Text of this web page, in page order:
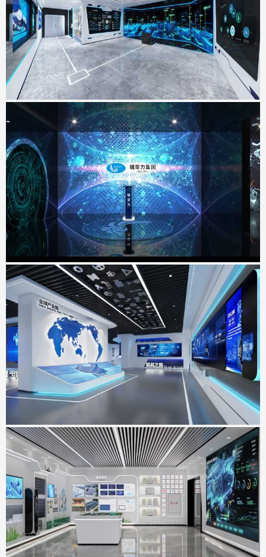
地点：上海市
瑞亚力集团展厅
地点：广东省深圳市
工业互联网&智能制造展示中心
地点：广东省东莞市
科达智慧能源展厅
地点：广东省佛山市